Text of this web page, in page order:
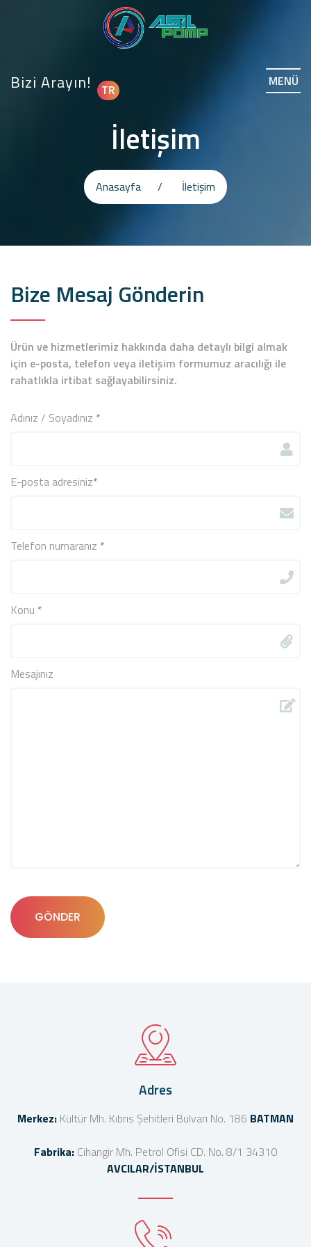
Bizi Arayın! TR
MENÜ
İletişim
Anasayfa İletişim
Bize Mesaj Gönderin
Ürün ve hizmetlerimiz hakkında daha detaylı bilgi almak
için e-posta, telefon veya iletişim formumuz aracılığı ile
rahatlıkla irtibat sağlayabilirsiniz.
Adınız / Soyadınız *
E-posta adresiniz*
Telefon numaranız *
Konu *
Mesajınız
Adres
Merkez: Kültür Mh. Kıbrıs Şehitleri Bulvarı No. 186 BATMAN
Fabrika: Cihangir Mh. Petrol Ofisi CD. No. 8/1 34310
AVCILAR/İSTANBUL